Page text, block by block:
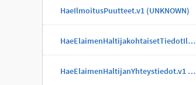
HaeIlmoitusPuutteet.v1 (UNKNOWN)
HaeElaimenHaltijakohtaisetTiedotIlmoitus.v1 (UNKNOWN)
HaeElaimenHaltijanYhteystiedot.v1 (UNKNOWN)